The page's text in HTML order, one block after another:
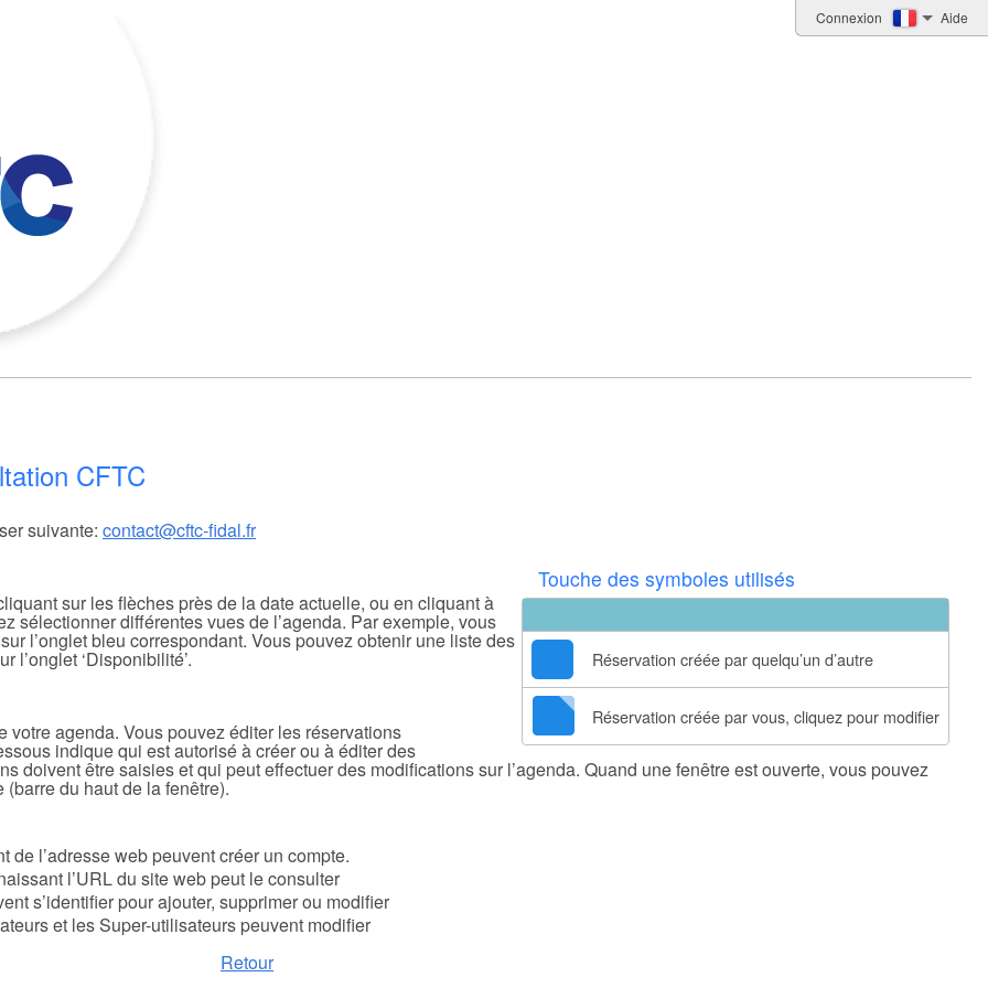
Connexion Aide
CFTC
suivante: contact@cftc-fidal.fr
Touche des symboles utilisés
Réservation créée par quelqu’un d’autre
Réservation créée par vous, cliquez pour modifier
sur les flèches près de la date actuelle, ou en cliquant à
sélectionner différentes vues de l’agenda. Par exemple, vous
l’onglet bleu correspondant. Vous pouvez obtenir une liste des
l’onglet ‘Disponibilité’.
agenda. Vous pouvez éditer les réservations
indique qui est autorisé à créer ou à éditer des
doivent être saisies et qui peut effectuer des modifications sur l’agenda. Quand une fenêtre est ouverte, vous pouvez
du haut de la fenêtre).
de l’adresse web peuvent créer un compte.
l’URL du site web peut le consulter
s’identifier pour ajouter, supprimer ou modifier
et les Super-utilisateurs peuvent modifier
Retour